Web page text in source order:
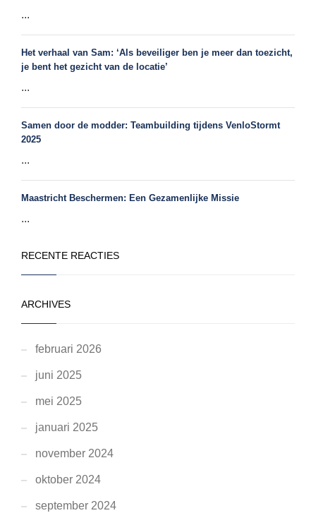
...
Het verhaal van Sam: ‘Als beveiliger ben je meer dan toezicht,
je bent het gezicht van de locatie’
...
Samen door de modder: Teambuilding tijdens VenloStormt
2025
...
Maastricht Beschermen: Een Gezamenlijke Missie
...
RECENTE REACTIES
ARCHIVES
februari 2026
juni 2025
mei 2025
januari 2025
november 2024
oktober 2024
september 2024